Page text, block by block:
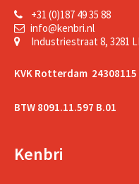
+31 (0)187 49 35 88
info@kenbri.nl
Industriestraat 8, 3281
KVK Rotterdam 24308115
BTW 8091.11.597 B.01
Kenbri